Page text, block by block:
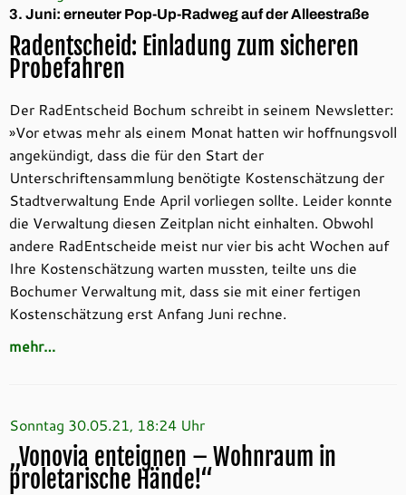
3. Juni: erneuter Pop-Up-Radweg auf der Alleestraße
Radentscheid: Einladung zum sicheren
Probefahren
Der RadEntscheid Bochum schreibt in seinem Newsletter:
»Vor etwas mehr als einem Monat hatten wir hoffnungsvoll
angekündigt, dass die für den Start der
Unterschriftensammlung benötigte Kostenschätzung der
Stadtverwaltung Ende April vorliegen sollte. Leider konnte
die Verwaltung diesen Zeitplan nicht einhalten. Obwohl
andere RadEntscheide meist nur vier bis acht Wochen auf
Ihre Kostenschätzung warten mussten, teilte uns die
Bochumer Verwaltung mit, dass sie mit einer fertigen
Kostenschätzung erst Anfang Juni rechne.
mehr…
Sonntag 30.05.21, 18:24 Uhr
„Vonovia enteignen – Wohnraum in
proletarische Hände!“